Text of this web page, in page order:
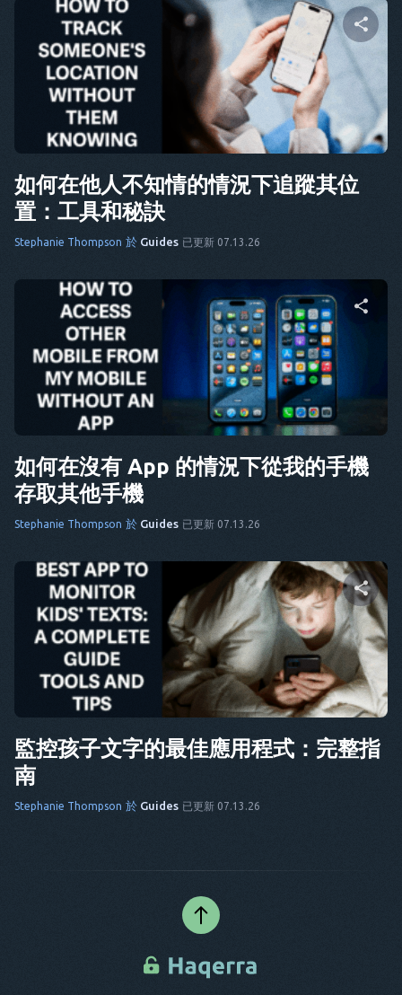
分享這篇文章
臉書 複製連結
如何在他人不知情的情況下追蹤其位
置：工具和秘訣
Stephanie Thompson 於 Guides 已更新 07.13.26
分享這篇文章
臉書 複製連結
如何在沒有 App 的情況下從我的手機
存取其他手機
Stephanie Thompson 於 Guides 已更新 07.13.26
分享這篇文章
推特 臉書 複製連結
監控孩子文字的最佳應用程式：完整指
南
Stephanie Thompson 於 Guides 已更新 07.13.26